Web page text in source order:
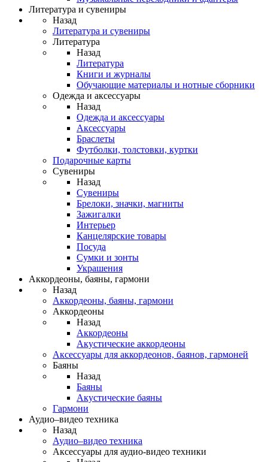
Литература и сувениры
Назад
Литература и сувениры
Литература
Назад
Литература
Книги и журналы
Обучающие материалы и нотные сборники
Одежда и аксессуары
Назад
Одежда и аксессуары
Аксессуары
Браслеты
Футболки, толстовки, куртки
Подарочные карты
Сувениры
Назад
Сувениры
Брелоки, значки, магниты
Зажигалки
Интерьер
Канцелярские товары
Посуда
Сумки и зонты
Украшения
Аккордеоны, баяны, гармони
Назад
Аккордеоны, баяны, гармони
Аккордеоны
Назад
Аккордеоны
Акустические аккордеоны
Аксессуары для аккордеонов, баянов, гармоней
Баяны
Назад
Баяны
Акустические баяны
Гармони
Аудио–видео техника
Назад
Аудио–видео техника
Аксессуары для аудио-видео техники